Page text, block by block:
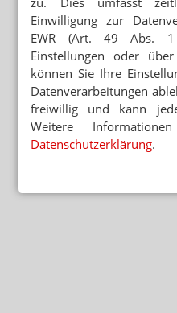
Einwilligung zur
EWR (Art. 49 Abs.
Einstellungen oder
können Sie Ihre
Datenverarbeitungen
freiwillig und kann
Weitere
Datenschutzerklärung.